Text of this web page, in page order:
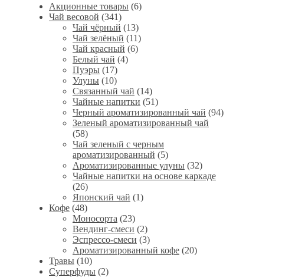
Акционные товары (6)
Чай весовой (341)
Чай чёрный (13)
Чай зелёный (11)
Чай красный (6)
Белый чай (4)
Пуэры (17)
Улуны (10)
Связанный чай (14)
Чайные напитки (51)
Черный ароматизированный чай (94)
Зеленый ароматизированный чай
(58)
Чай зеленый с черным
ароматизированный (5)
Ароматизированные улуны (32)
Чайные напитки на основе каркаде
(26)
Японский чай (1)
Кофе (48)
Моносорта (23)
Вендинг-смеси (2)
Эспрессо-смеси (3)
Ароматизированный кофе (20)
Травы (10)
Суперфуды (2)